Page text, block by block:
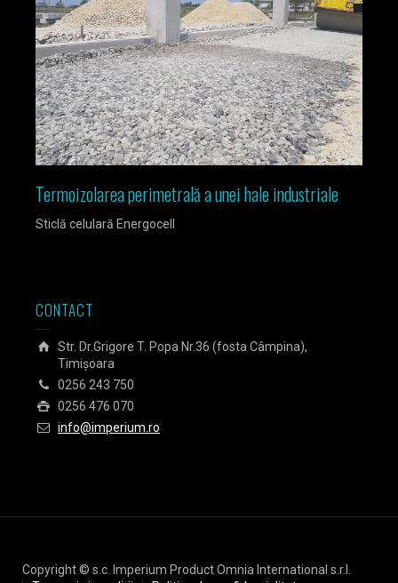
Termoizolarea perimetrală a unei hale industriale
Sticlă celulară Energocell
CONTACT
Str. Dr.Grigore T. Popa Nr.36 (fosta Câmpina),
Timișoara
0256 243 750
0256 476 070
info@imperium.ro
Copyright © s.c. Imperium Product Omnia International s.r.l.